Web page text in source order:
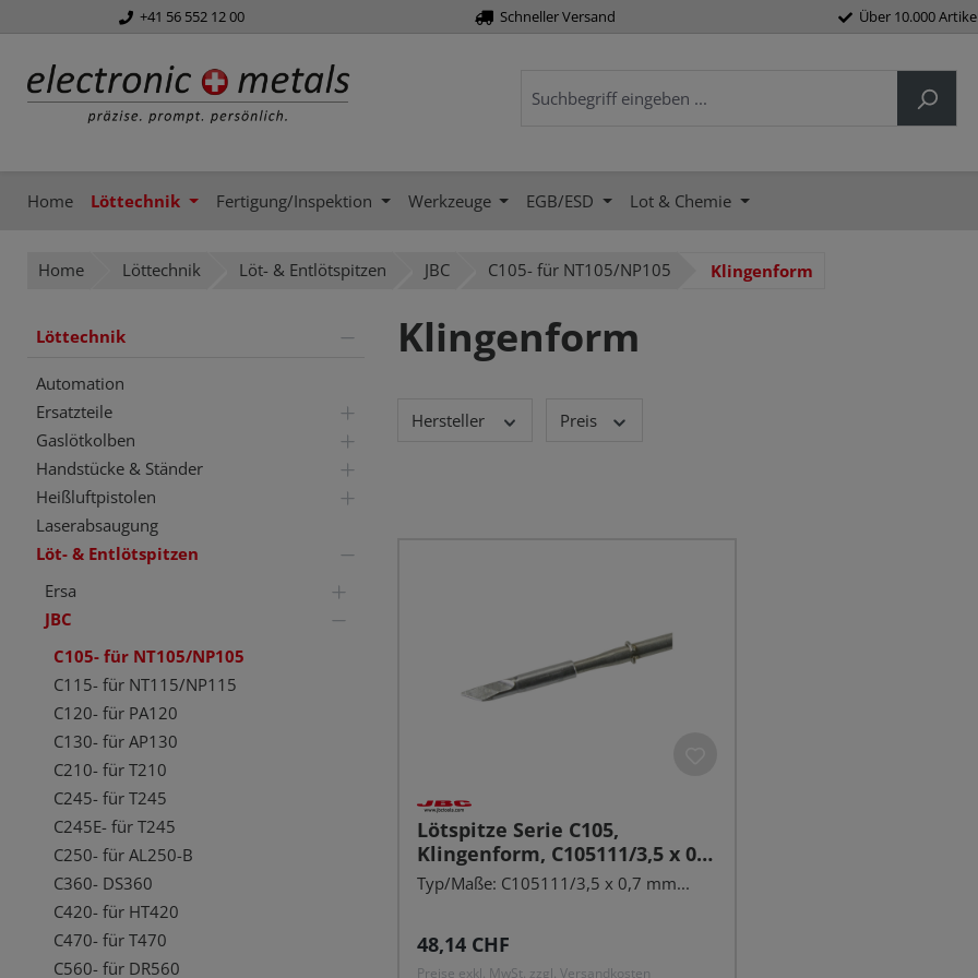
Zur Hauptnavigation springen
+41 56 552 12 00 Schneller Versand Über 10.000 Artikel
Home Löttechnik Fertigung/Inspektion Werkzeuge EGB/ESD Lot & Chemie
Home Löttechnik Löt- & Entlötspitzen JBC C105- für NT105/NP105 Klingenform
Löttechnik
Automation
Ersatzteile
Gaslötkolben
Handstücke & Ständer
Heißluftpistolen
Laserabsaugung
Löt- & Entlötspitzen
Ersa
JBC
C105- für NT105/NP105
C115- für NT115/NP115
C120- für PA120
C130- für AP130
C210- für T210
C245- für T245
C245E- für T245
C250- für AL250-B
C360- DS360
C420- für HT420
C470- für T470
C560- für DR560
Klingenform
Hersteller Preis
Lötspitze Serie C105,
Klingenform, C105111/3,5 x 0,7
mm, gerade
Typ/Maße: C105111/3,5 x 0,7 mm...
Regulärer Preis:
48,14 CHF
Preise exkl. MwSt. zzgl. Versandkosten